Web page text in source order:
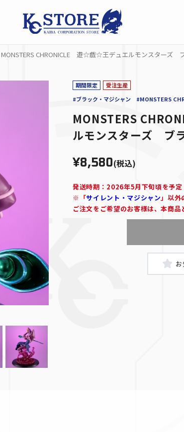
MONSTERS CHRONICLE 遊☆戯☆王デュエルモンスターズ
期間限定
受注生産
#ブラック・マジシャン
#MONSTERS
MONSTERS
ルモンスターズ ブ
¥8,580(税込)
発送時期：2026年5月下旬頃を予定
※「サイレント・マジシャン」以外
ご注文をご希望のお客様は、本商